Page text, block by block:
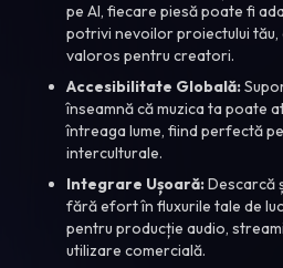
pe AI, fiecare piesă poate fi
potrivi nevoilor proiectului tău,
valoros pentru creatori.
Accesibilitate Globală:
înseamnă că muzica ta poate
întreaga lume, fiind perfectă
interculturale.
Integrare Ușoară:Descarcă
fără efort în fluxurile tale de
pentru producție audio,
utilizare comercială.